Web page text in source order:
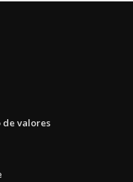
valores